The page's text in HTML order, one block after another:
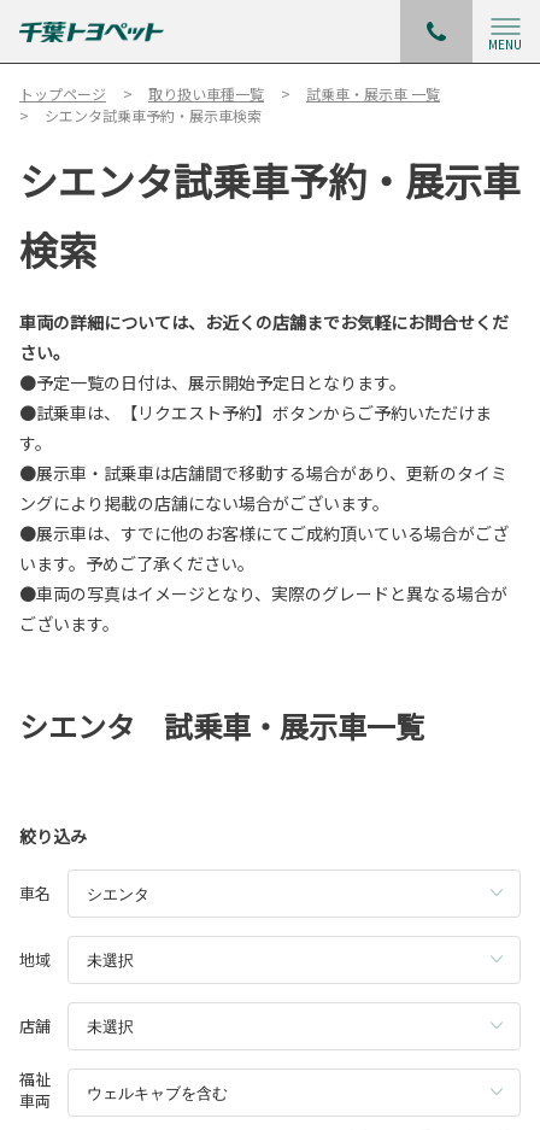
MENU
トップページ 取り扱い車種一覧
試乗車・展示車 一覧
シエンタ試乗車予約・展示車検索
シエンタ試乗車予約・展示車
検索
車両の詳細については、お近くの店舗までお気軽にお問合せくだ
さい。
●予定一覧の日付は、展示開始予定日となります。
●試乗車は、【リクエスト予約】ボタンからご予約いただけま
す。
●展示車・試乗車は店舗間で移動する場合があり、更新のタイミ
ングにより掲載の店舗にない場合がございます。
●展示車は、すでに他のお客様にてご成約頂いている場合がござ
います。予めご了承ください。
●車両の写真はイメージとなり、実際のグレードと異なる場合が
ございます。
シエンタ 試乗車・展示車一覧
絞り込み
車名
地域
店舗
福祉
車両